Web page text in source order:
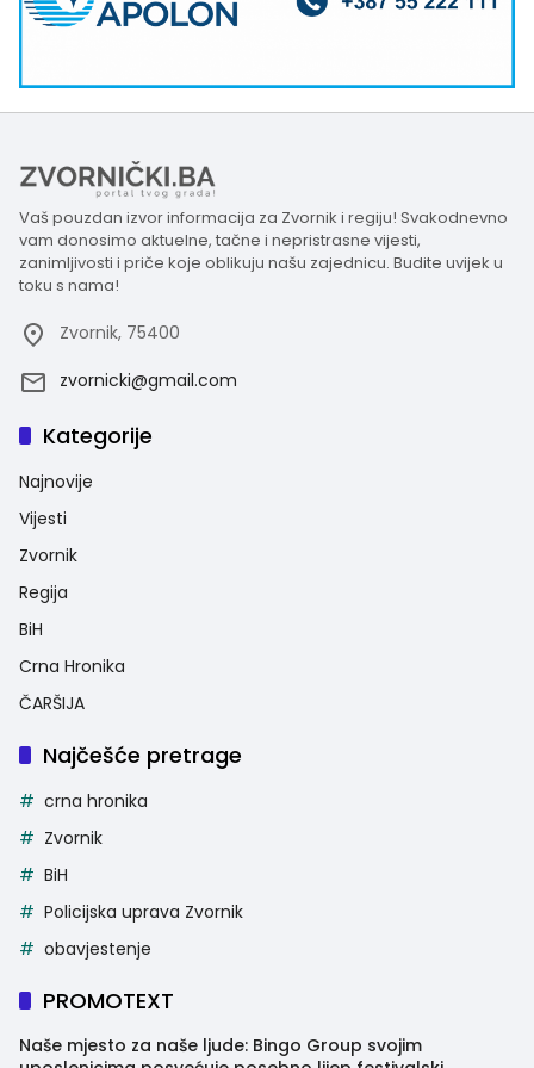
Vaš pouzdan izvor informacija za Zvornik i regiju! Svakodnevno
vam donosimo aktuelne, tačne i nepristrasne vijesti,
zanimljivosti i priče koje oblikuju našu zajednicu. Budite uvijek u
toku s nama!
Zvornik, 75400
zvornicki@gmail.com
Kategorije
Najnovije
Vijesti
Zvornik
Regija
BiH
Crna Hronika
ČARŠIJA
Najčešće pretrage
crna hronika
Zvornik
BiH
Policijska uprava Zvornik
obavjestenje
PROMOTEXT
Naše mjesto za naše ljude: Bingo Group svojim